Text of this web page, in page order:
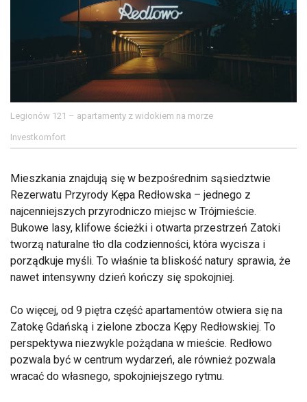
Legionów 121 – apartamenty z widokiem na morze
Investkomfort
Mieszkania znajdują się w bezpośrednim sąsiedztwie
Rezerwatu Przyrody Kępa Redłowska – jednego z
najcenniejszych przyrodniczo miejsc w Trójmieście.
Bukowe lasy, klifowe ścieżki i otwarta przestrzeń Zatoki
tworzą naturalne tło dla codzienności, która wycisza i
porządkuje myśli. To właśnie ta bliskość natury sprawia, że
nawet intensywny dzień kończy się spokojniej.
Co więcej, od 9 piętra część apartamentów otwiera się na
Zatokę Gdańską i zielone zbocza Kępy Redłowskiej. To
perspektywa niezwykle pożądana w mieście. Redłowo
pozwala być w centrum wydarzeń, ale również pozwala
wracać do własnego, spokojniejszego rytmu.